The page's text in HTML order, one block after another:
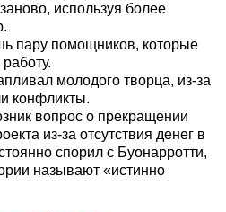
используя более
пару помощников, которые
молодого творца, из-за
конфликты.
вопрос о прекращении
из-за отсутствия денег в
спорил с Буонарротти,
называют «истинно